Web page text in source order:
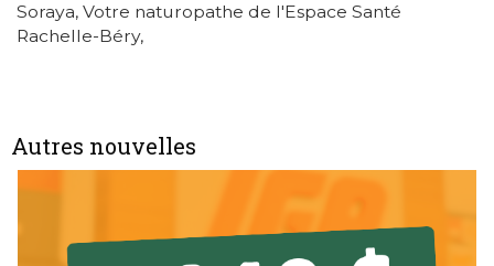
Soraya, Votre naturopathe de l'Espace Santé
Rachelle-Béry,
Autres nouvelles